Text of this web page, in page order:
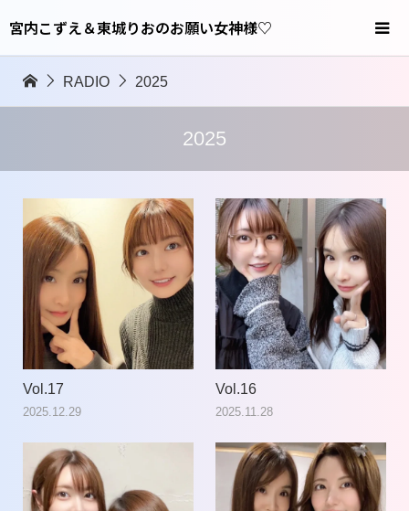
宮内こずえ＆東城りおのお願い女神様♡
RADIO 2025
2025
Vol.17
2025.12.29
Vol.16
2025.11.28